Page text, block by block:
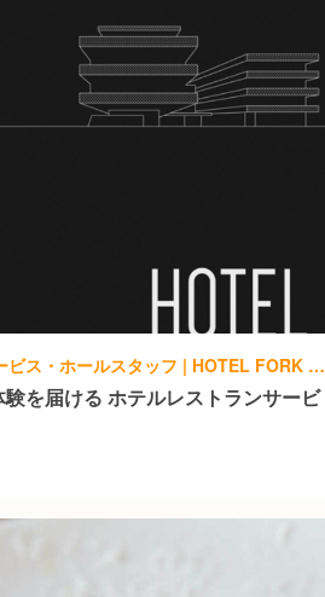
ホテル・旅館 | レストランサービス・ホールスタッフ | HOTEL FORK & KNIFE
を届ける ホテルレストランサービ